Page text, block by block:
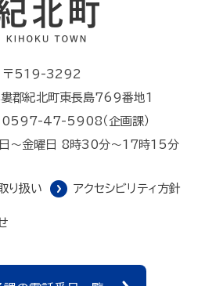
〒519-3292
郡紀北町東長島769番地1
0597-47-5908（企画課）
～金曜日 8時30分～17時15分
り扱い アクセシビリティ方針